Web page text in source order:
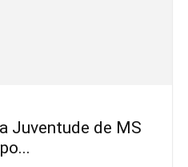
Juventude de MS